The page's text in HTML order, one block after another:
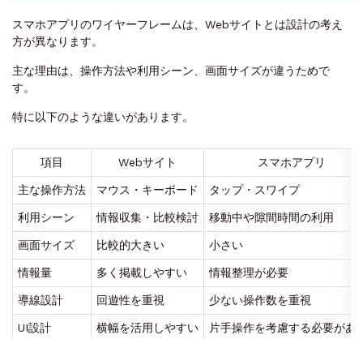
スマホアプリのワイヤーフレームは、Webサイトとは設計の考え
方が異なります。
主な理由は、操作方法や利用シーン、画面サイズが違うためで
す。
特に以下のような違いがあります。
項目 Webサイト スマホアプリ
主な操作方法 マウス・キーボード タップ・スワイプ
利用シーン 情報収集・比較検討 移動中や隙間時間の利用
画面サイズ 比較的大きい 小さい
情報量 多く掲載しやすい 情報整理が必要
導線設計 回遊性を重視 少ない操作数を重視
UI設計 横幅を活用しやすい 片手操作を考慮する必要があ